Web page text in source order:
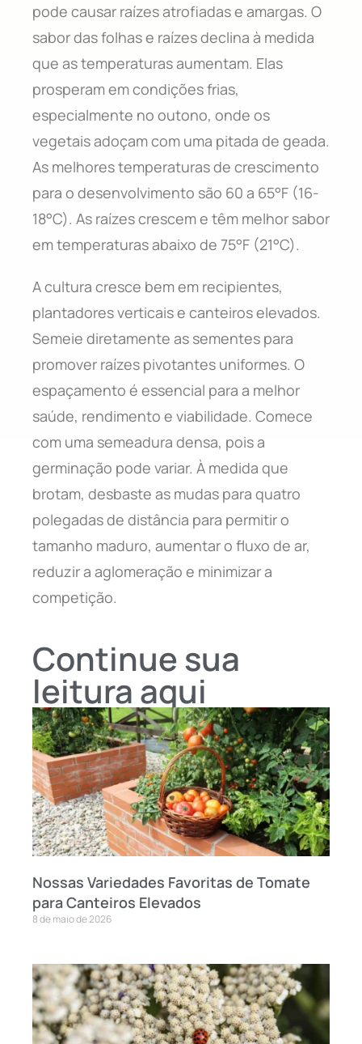
pode causar raízes atrofiadas e amargas. O
sabor das folhas e raízes declina à medida
que as temperaturas aumentam. Elas
prosperam em condições frias,
especialmente no outono, onde os
vegetais adoçam com uma pitada de geada.
As melhores temperaturas de crescimento
para o desenvolvimento são 60 a 65°F (16-
18°C). As raízes crescem e têm melhor sabor
em temperaturas abaixo de 75°F (21°C).
A cultura cresce bem em recipientes,
plantadores verticais e canteiros elevados.
Semeie diretamente as sementes para
promover raízes pivotantes uniformes. O
espaçamento é essencial para a melhor
saúde, rendimento e viabilidade. Comece
com uma semeadura densa, pois a
germinação pode variar. À medida que
brotam, desbaste as mudas para quatro
polegadas de distância para permitir o
tamanho maduro, aumentar o fluxo de ar,
reduzir a aglomeração e minimizar a
competição.
Continue sua
leitura aqui
Nossas Variedades Favoritas de Tomate
para Canteiros Elevados
8 de maio de 2026